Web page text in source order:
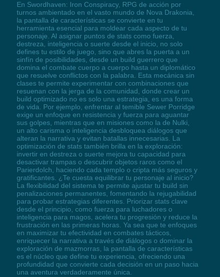
En Swordhaven: Iron Conspiracy, RPG de acción por
turnos ambientado en el vasto mundo de Nova Drakonia,
la pantalla de características se convierte en tu
herramienta esencial para moldear cada aspecto de tu
personaje. Al asignar puntos de stats como fuerza,
destreza, inteligencia o suerte desde el inicio, no solo
defines tu estilo de juego, sino que abres la puerta a un
sinfín de posibilidades, desde un build guerrero que
domina el combate cuerpo a cuerpo hasta un diplomático
que resuelve conflictos con la palabra. Esta mecánica sin
clases te permite experimentar con combinaciones que
resuenan con la jerga de la comunidad, donde crear un
build optimizado no es solo una estrategia, es una forma
de vida. Por ejemplo, enfrentar al temible Sewer Porridge
exige un enfoque en resistencia y fuerza para aguantar
sus golpes, mientras que en misiones como la de Nulki,
un alto carisma o inteligencia desbloquea diálogos que
alteran la narrativa y evitan batallas innecesarias. La
optimización de stats también brilla en la exploración:
invertir en destreza o suerte mejora tu capacidad para
desactivar trampas o descubrir objetos raros como el
Parierdolch, haciendo cada templo o cripta más seguros y
gratificantes. ¿Te cuesta equilibrar tu personaje al inicio?
La flexibilidad del sistema te permite ajustar tu build sin
penalizaciones permanentes, fomentando la rejugabilidad
para probar estrategias diferentes. Priorizar stats clave
desde el principio, como fuerza para luchadores o
inteligencia para magos, acelera tu progresión y reduce la
frustración en las primeras horas. Ya sea que te enfoques
en maximizar tu efectividad en combates tácticos,
enriquecer la narrativa a través de diálogos o dominar la
exploración de mazmorras, la pantalla de características
es el núcleo que define tu experiencia, ofreciendo una
profundidad que convierte cada decisión en un paso hacia
una aventura verdaderamente única.